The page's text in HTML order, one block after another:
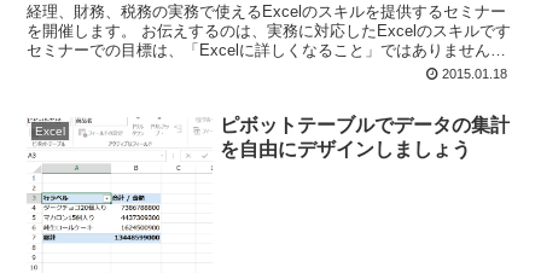
経理、財務、税務の実務で使えるExcelのスキルを提供するセミナー
を開催します。 お伝えするのは、実務に対応したExcelのスキルです
セミナーでの目標は、「Excelに詳しくなること」ではありません。
2015.01.18
Excel
ピボットテーブルでデータの集計
を自由にデザインしましょう